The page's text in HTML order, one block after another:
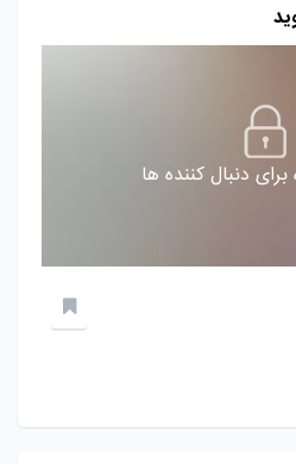
دنبال کننده ها